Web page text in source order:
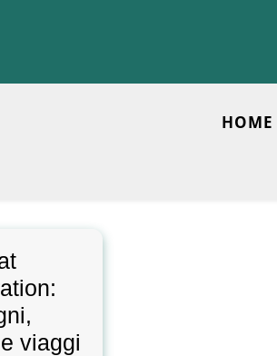
HOME
viaggi